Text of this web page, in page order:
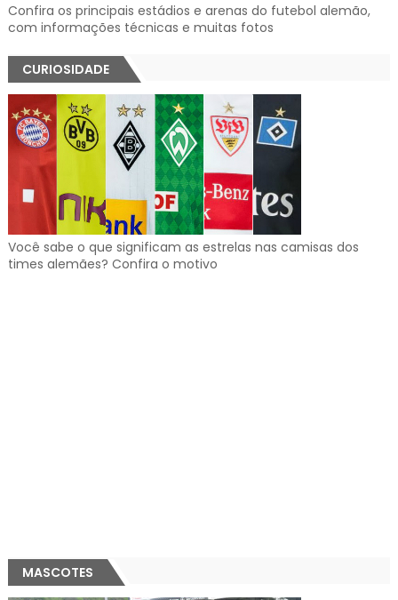
Confira os principais estádios e arenas do futebol alemão,
com informações técnicas e muitas fotos
CURIOSIDADE
Você sabe o que significam as estrelas nas camisas dos
times alemães? Confira o motivo
MASCOTES